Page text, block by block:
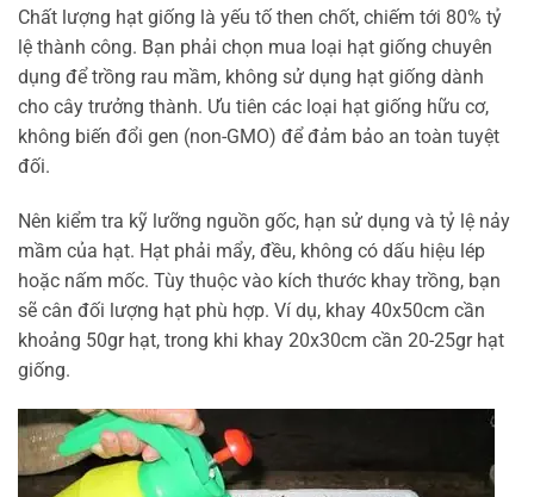
Chất lượng hạt giống là yếu tố then chốt, chiếm tới 80% tỷ
lệ thành công. Bạn phải chọn mua loại hạt giống chuyên
dụng để trồng rau mầm, không sử dụng hạt giống dành
cho cây trưởng thành. Ưu tiên các loại hạt giống hữu cơ,
không biến đổi gen (non-GMO) để đảm bảo an toàn tuyệt
đối.
Nên kiểm tra kỹ lưỡng nguồn gốc, hạn sử dụng và tỷ lệ nảy
mầm của hạt. Hạt phải mẩy, đều, không có dấu hiệu lép
hoặc nấm mốc. Tùy thuộc vào kích thước khay trồng, bạn
sẽ cân đối lượng hạt phù hợp. Ví dụ, khay 40x50cm cần
khoảng 50gr hạt, trong khi khay 20x30cm cần 20-25gr hạt
giống.